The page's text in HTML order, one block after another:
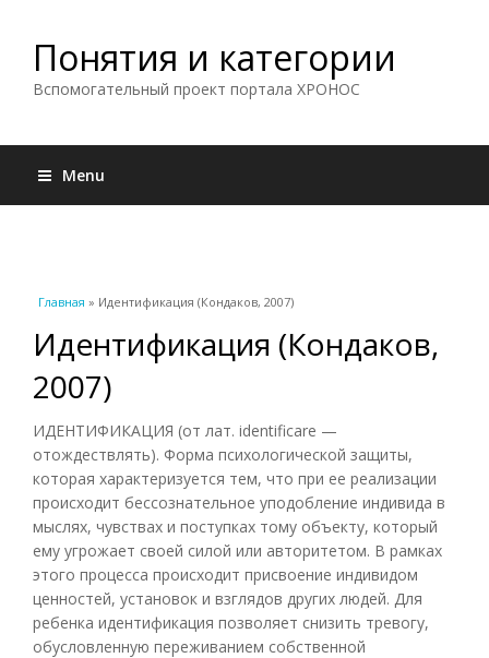
Понятия и категории
Вспомогательный проект портала ХРОНОС
Menu
Вы здесь
Главная » Идентификация (Кондаков, 2007)
Идентификация (Кондаков,
2007)
ИДЕНТИФИКАЦИЯ (от лат. identificare —
отождествлять). Форма психологической защиты,
которая характеризуется тем, что при ее реализации
происходит бессознательное уподобление индивида в
мыслях, чувствах и поступках тому объекту, который
ему угрожает своей силой или авторитетом. В рамках
этого процесса происходит присвоение индивидом
ценностей, установок и взглядов других людей. Для
ребенка идентификация позволяет снизить тревогу,
обусловленную переживанием собственной